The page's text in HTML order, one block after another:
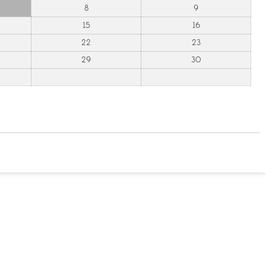
8
9
15
16
22
23
29
30